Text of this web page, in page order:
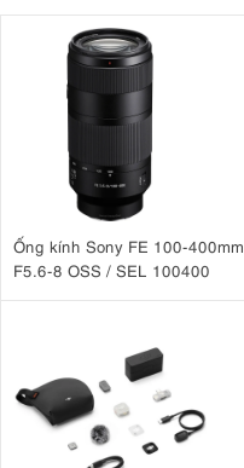
Ống kính Sony FE 100-400mm
F5.6-8 OSS / SEL 100400